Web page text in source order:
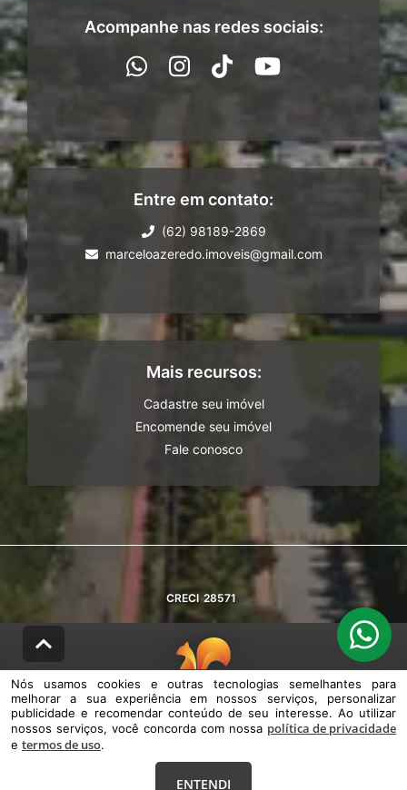
Acompanhe nas redes sociais:
Entre em contato:
(62) 98189-2869
marceloazeredo.imoveis@gmail.com
Mais recursos:
Cadastre seu imóvel
Encomende seu imóvel
Fale conosco
CRECI 28571
© DESENVOLVIDO PELAAGIL.NET
Nós usamos cookies e outras tecnologias semelhantes para melhorar a
sua experiência em nossos serviços, personalizar publicidade e
Nós usamos cookies e outras tecnologias semelhantes para
melhorar a sua experiência em nossos serviços, personalizar
publicidade e recomendar conteúdo de seu interesse. Ao utilizar
nossos serviços, você concorda com nossa política de privacidade
e termos de uso.
ENTENDI